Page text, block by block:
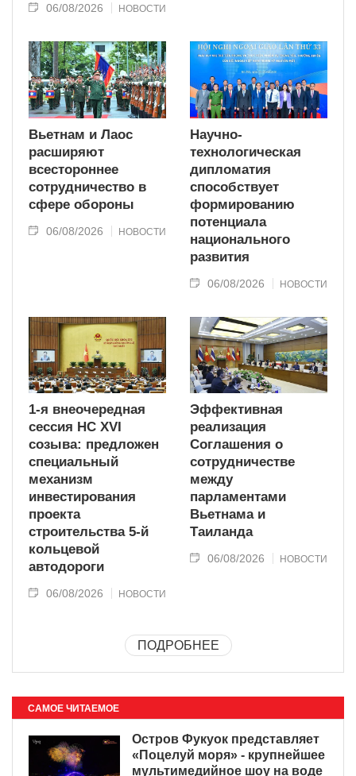
06/08/2026 НОВОСТИ
Вьетнам и Лаос
расширяют
всестороннее
сотрудничество в
сфере обороны
06/08/2026 НОВОСТИ
Научно-
технологическая
дипломатия
способствует
формированию
потенциала
национального
развития
06/08/2026 НОВОСТИ
1-я внеочередная
сессия НС XVI
созыва: предложен
специальный
механизм
инвестирования
проекта
строительства 5-й
кольцевой
автодороги
06/08/2026 НОВОСТИ
Эффективная
реализация
Соглашения о
сотрудничестве
между
парламентами
Вьетнама и
Таиланда
06/08/2026 НОВОСТИ
ПОДРОБНЕЕ
САМОЕ ЧИТАЕМОЕ
Остров Фукуок представляет
«Поцелуй моря» - крупнейшее
мультимедийное шоу на воде